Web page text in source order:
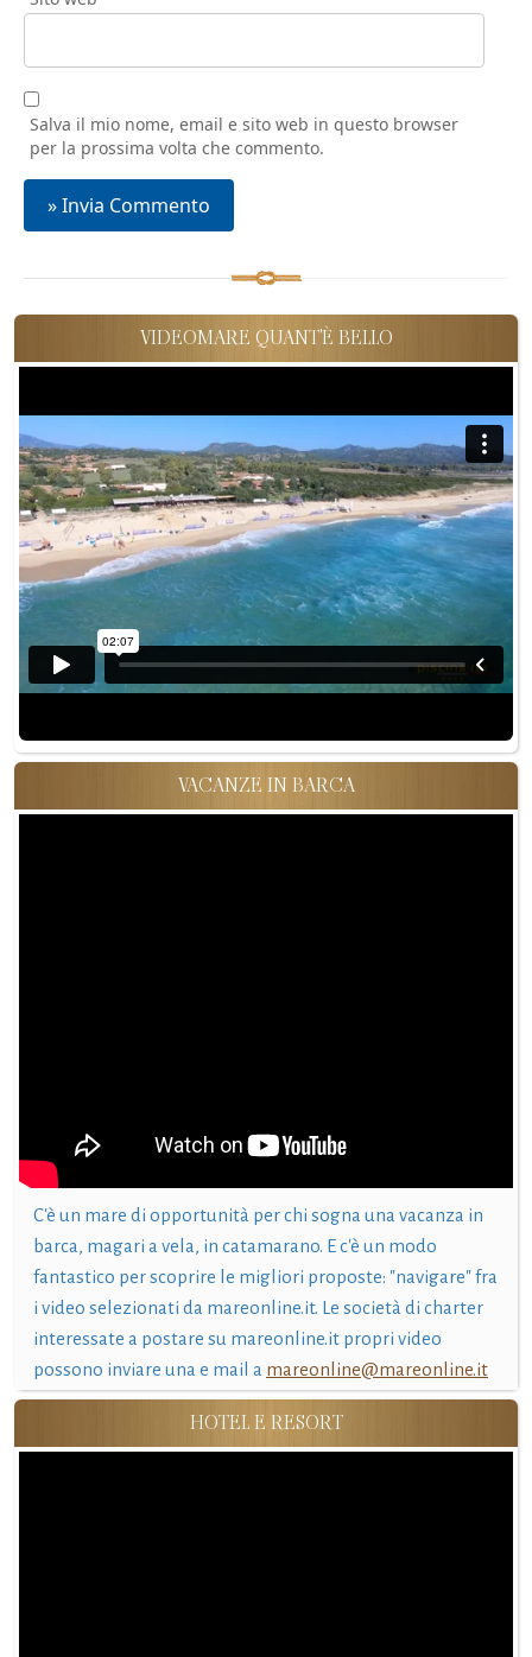
Salva il mio nome, email e sito web in questo browser
per la prossima volta che commento.
VIDEOMARE QUANT'È BELLO
VACANZE IN BARCA
C'è un mare di opportunità per chi sogna una vacanza in
barca, magari a vela, in catamarano. E c'è un modo
fantastico per scoprire le migliori proposte: "navigare" fra
i video selezionati da mareonline.it. Le società di charter
interessate a postare su mareonline.it propri video
possono inviare una e mail a mareonline@mareonline.it
HOTEL E RESORT